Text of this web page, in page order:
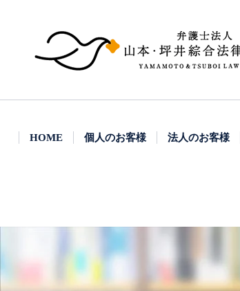
HOME 個人のお客様 法人のお客様